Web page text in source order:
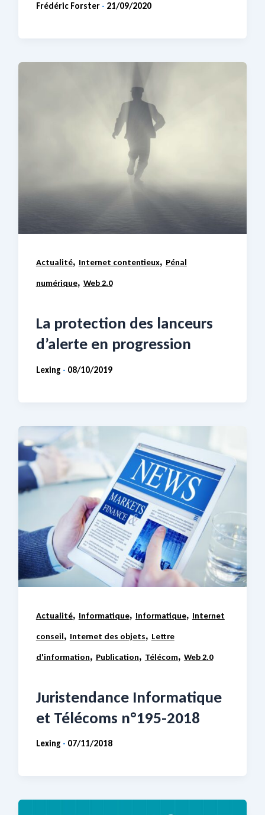
Frédéric Forster - 21/09/2020
Actualité, Internet contentieux, Pénal
numérique, Web 2.0
La protection des lanceurs
d’alerte en progression
Lexing - 08/10/2019
Actualité, Informatique, Informatique, Internet
conseil, Internet des objets, Lettre
d'information, Publication, Télécom, Web 2.0
Juristendance Informatique
et Télécoms n°195-2018
Lexing - 07/11/2018